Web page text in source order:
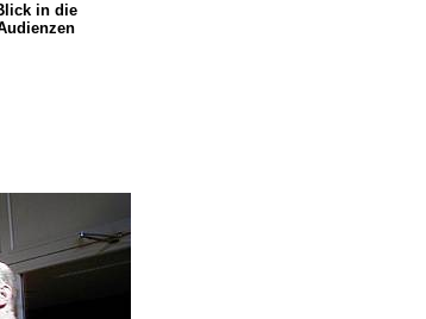
in die